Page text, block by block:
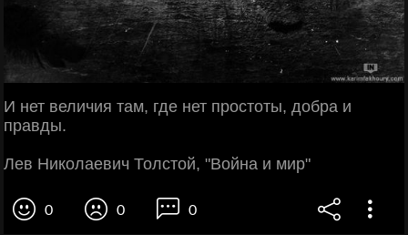
И нет величия там, где нет простоты, добра и
правды.
Лев Николаевич Толстой, "Война и мир"
0 0 0